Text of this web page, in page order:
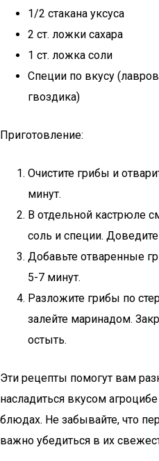
1/2 стакана уксуса
2 ст. ложки сахара
1 ст. ложка соли
Специи по вкусу
гвоздика)
Приготовление:
Очистите грибы и
минут.
В отдельной кастрюле
соль и специи.
Добавьте отваренные
5-7 минут.
Разложите грибы по
залейте маринадом.
остыть.
Эти рецепты помогут вам
насладиться вкусом
блюдах. Не забывайте, что
важно убедиться в их